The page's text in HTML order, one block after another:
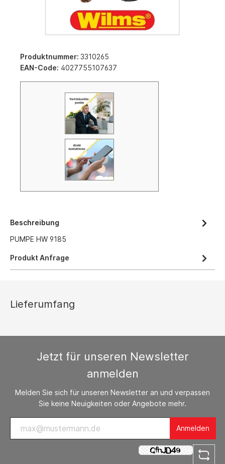
Produktnummer: 3310265
EAN-Code: 4027755107637
Beschreibung
PUMPE HW 9185
Produkt Anfrage
Lieferumfang
Jetzt für unseren Newsletter
anmelden
Melden Sie sich für unseren Newsletter an und verpassen
Sie keine Neuigkeiten oder Angebote mehr.
Anmelden